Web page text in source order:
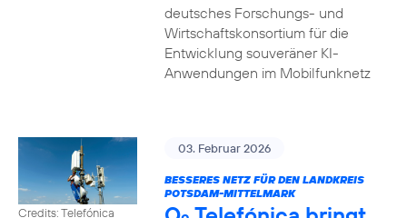
deutsches Forschungs- und
Wirtschaftskonsortium für die
Entwicklung souveräner KI-
Anwendungen im Mobilfunknetz
Credits: Telefónica
03. Februar 2026
BESSERES NETZ FÜR DEN LANDKREIS
POTSDAM-MITTELMARK